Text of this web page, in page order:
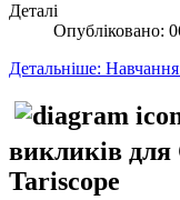
Деталі
Опубліковано:
Детальніше:
викликів
Tariscope